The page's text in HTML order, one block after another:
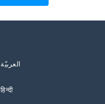
العربيّة
हिन्दी